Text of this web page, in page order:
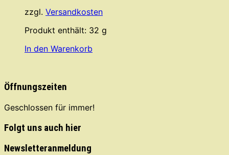
zzgl. Versandkosten
Produkt enthält: 32 g
In den Warenkorb
Öffnungszeiten
Geschlossen für immer!
Folgt uns auch hier
Newsletteranmeldung